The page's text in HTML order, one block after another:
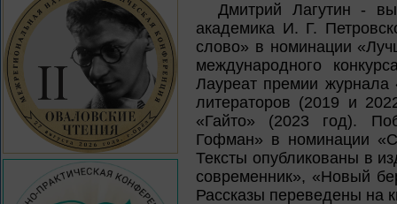
Дмитрий Лагутин -
академика И. Г.
слово» в номинации
международного
Лауреат премии
литераторов (2019 и
«Гайто» (2023 год).
Гофман» в номинации
Тексты опубликованы в
современник», «Новый
Рассказы переведены на